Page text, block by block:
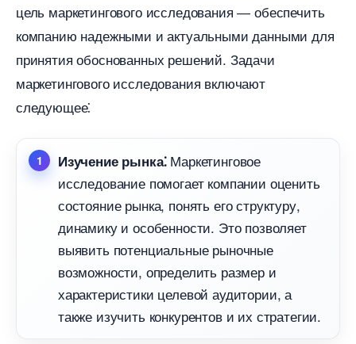
цель маркетингового исследования ― обеспечить
компанию надежными и актуальными данными для
принятия обоснованных решений.​ Задачи
маркетингового исследования включают
следующее⁚
Изучение рынка⁚Маркетинговое
исследование помогает компании оценить
состояние рынка, понять его структуру,
динамику и особенности.​ Это позволяет
ыявить потенциальные рыночные
озможности, определить размер и
характеристики целевой аудитории, а
также изучить конкурентов и их стратегии.​